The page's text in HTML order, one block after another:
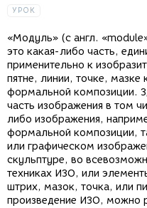
УРОК
«Модуль» (с англ.
это какая-либо часть,
применительно к
пятне, линии, точке,
формальной композиции.
часть изображения в том
либо изображения,
формальной композиции,
или графическом
скульптуре, во
техниках ИЗО, или
штрих, мазок, точка, или
произведение ИЗО, можно